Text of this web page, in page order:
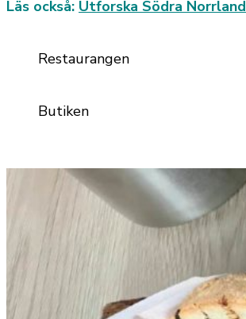
Läs också: Utforska Södra Norrland
Restaurangen
Butiken